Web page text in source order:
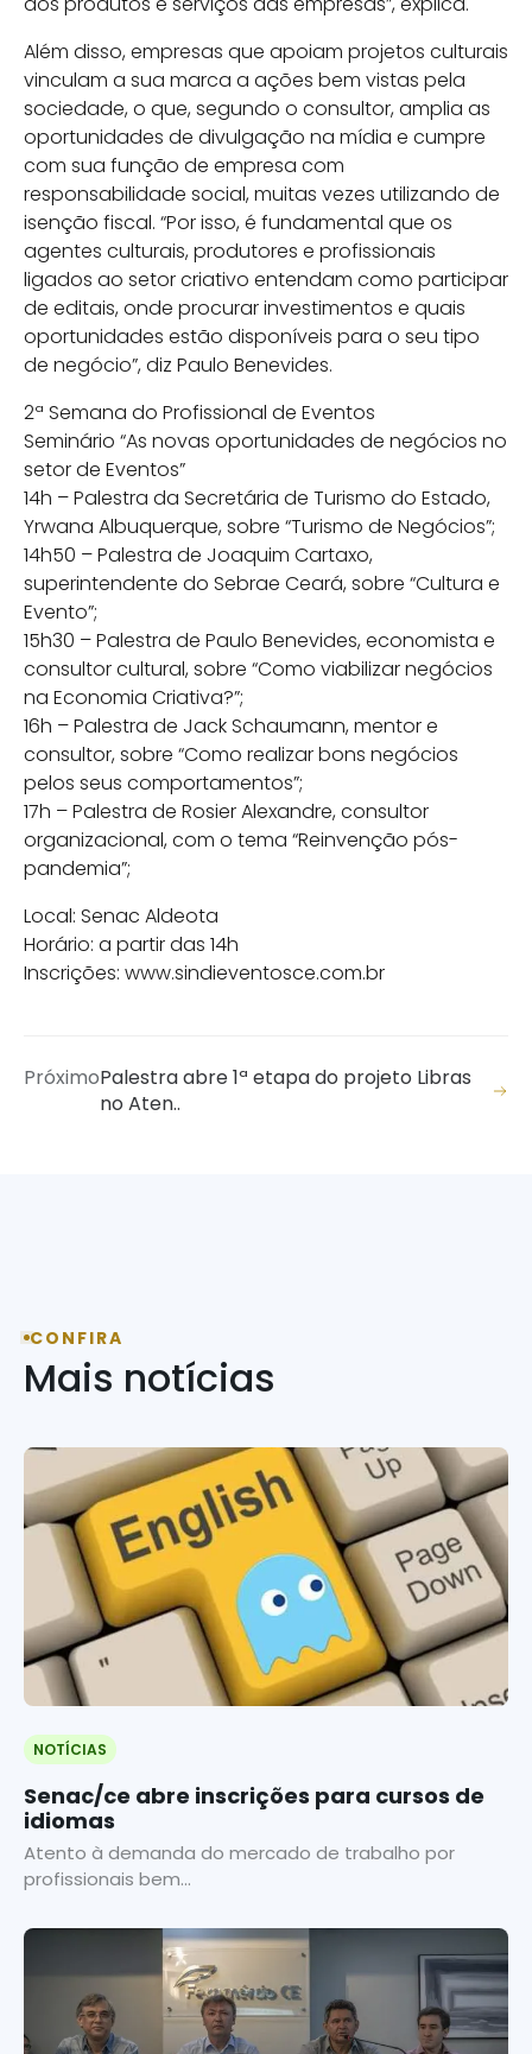
Além disso, empresas que apoiam projetos culturais
vinculam a sua marca a ações bem vistas pela
sociedade, o que, segundo o consultor, amplia as
oportunidades de divulgação na mídia e cumpre
com sua função de empresa com
responsabilidade social, muitas vezes utilizando de
isenção fiscal. “Por isso, é fundamental que os
agentes culturais, produtores e profissionais
ligados ao setor criativo entendam como participar
de editais, onde procurar investimentos e quais
oportunidades estão disponíveis para o seu tipo
de negócio”, diz Paulo Benevides.
2ª Semana do Profissional de Eventos
Seminário “As novas oportunidades de negócios no
setor de Eventos”
14h – Palestra da Secretária de Turismo do Estado,
Yrwana Albuquerque, sobre “Turismo de Negócios”;
14h50 – Palestra de Joaquim Cartaxo,
superintendente do Sebrae Ceará, sobre “Cultura e
Evento”;
15h30 – Palestra de Paulo Benevides, economista e
consultor cultural, sobre “Como viabilizar negócios
na Economia Criativa?”;
16h – Palestra de Jack Schaumann, mentor e
consultor, sobre “Como realizar bons negócios
pelos seus comportamentos”;
17h – Palestra de Rosier Alexandre, consultor
organizacional, com o tema “Reinvenção pós-
pandemia”;
Local: Senac Aldeota
Horário: a partir das 14h
Inscrições: www.sindieventosce.com.br
PróximoPalestra abre 1ª etapa do projeto Libras
no Aten..
CONFIRA
Mais notícias
NOTÍCIAS
Senac/ce abre inscrições para cursos de
idiomas
Atento à demanda do mercado de trabalho por
profissionais bem...